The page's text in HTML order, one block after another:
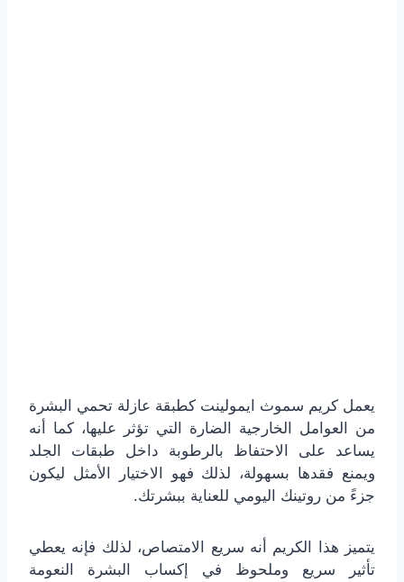
يعمل كريم سموث ايمولينت كطبقة عازلة تحمي البشرة
من العوامل الخارجية الضارة التي تؤثر عليها، كما أنه
يساعد على الاحتفاظ بالرطوبة داخل طبقات الجلد
ويمنع فقدها بسهولة، لذلك فهو الاختيار الأمثل ليكون
جزءً من روتينك اليومي للعناية ببشرتك.
يتميز هذا الكريم أنه سريع الامتصاص، لذلك فإنه يعطي
تأثير سريع وملحوظ في إكساب البشرة النعومة